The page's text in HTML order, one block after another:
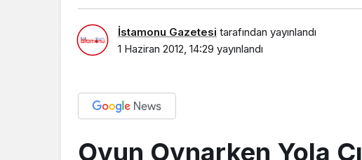
İstamonu Gazetesi tarafından yayınlandı
1 Haziran 2012, 14:29 yayınlandı
Oyun Oynarken Yola